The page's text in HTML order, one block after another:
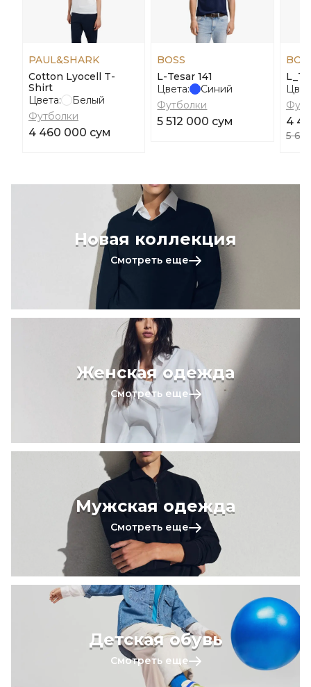
PAUL&SHARK
Cotton Lyocell T-
Shirt
Цвета:
Белый
Футболки
4 460 000 сум
BOSS
L-Tesar 141
Цвета:
Синий
Футболки
5 512 000 сум 4
5
Новая коллекция
Смотреть еще
Женская одежда
Смотреть еще
Мужская одежда
Смотреть еще
Детская обувь
Смотреть еще